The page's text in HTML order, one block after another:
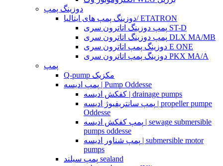
دوزینگ پمپ
دوزینگ پمپ های ایتالیا/ ETATRON
پمپ دوزینگ اتاترون سری ST-D
پمپ دوزینگ اتاترون سری DLX MA/MB
دوزینگ پمپ اتاترون سری E ONE
دوزینگ پمپ اتاترون سری PKX MA/A
پمپ
Q-pump مکزیک
پمپ ادیسه | Pump Oddesse
کفکش ادیسه | drainage pumps
پمپ سانتریفیوژ ادیسه | propeller pumpe
Oddesse
پمپ کفکش ادیسه | sewage submersible
pumps oddesse
پمپ شناور ادیسه | submersible motor
pumps
پمپ سیلند sealand